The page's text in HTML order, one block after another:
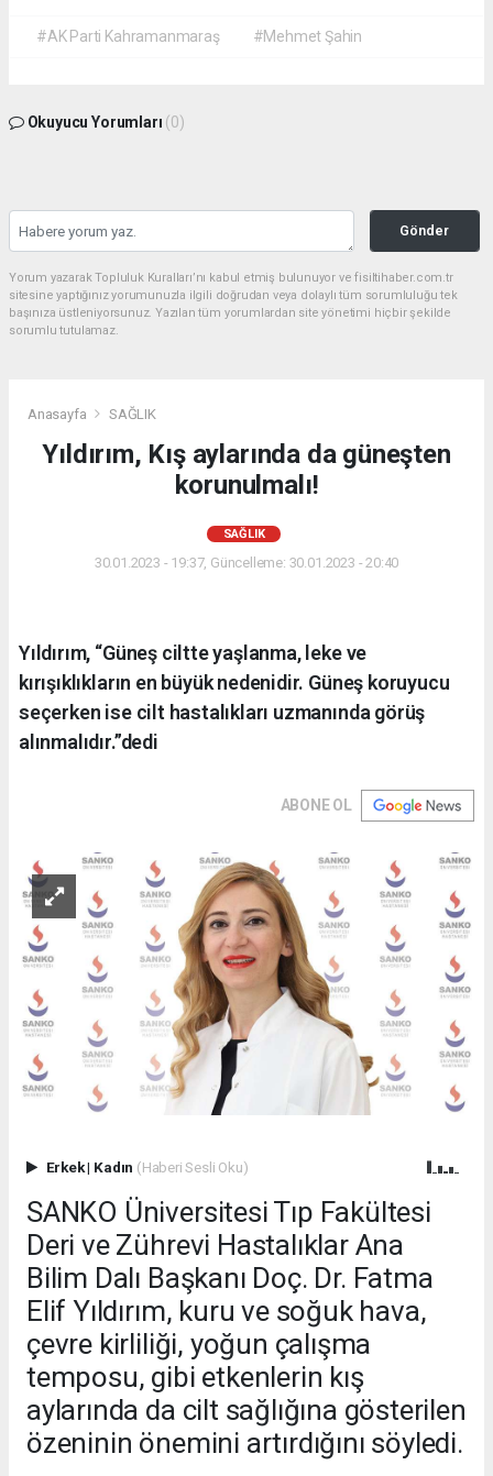
#AK Parti Kahramanmaraş #Mehmet Şahin
Okuyucu Yorumları (0)
Gönder
Yorum yazarak Topluluk Kuralları’nı kabul etmiş bulunuyor ve fisiltihaber.com.tr
sitesine yaptığınız yorumunuzla ilgili doğrudan veya dolaylı tüm sorumluluğu tek
başınıza üstleniyorsunuz. Yazılan tüm yorumlardan site yönetimi hiçbir şekilde
sorumlu tutulamaz.
Anasayfa SAĞLIK
Yıldırım, Kış aylarında da güneşten
korunulmalı!
SAĞLIK
30.01.2023 - 19:37, Güncelleme: 30.01.2023 - 20:40
Yıldırım, “Güneş ciltte yaşlanma, leke ve
kırışıklıkların en büyük nedenidir. Güneş koruyucu
seçerken ise cilt hastalıkları uzmanında görüş
alınmalıdır.”dedi
ABONE OL
Erkek| Kadın (Haberi Sesli Oku)
SANKO Üniversitesi Tıp Fakültesi
Deri ve Zührevi Hastalıklar Ana
Bilim Dalı Başkanı Doç. Dr. Fatma
Elif Yıldırım, kuru ve soğuk hava,
çevre kirliliği, yoğun çalışma
temposu, gibi etkenlerin kış
aylarında da cilt sağlığına gösterilen
özeninin önemini artırdığını söyledi.